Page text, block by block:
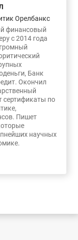
Орелбанкс
финансовый
с 2014 года
Банк
Окончил
сертификаты по
Пишет
научных